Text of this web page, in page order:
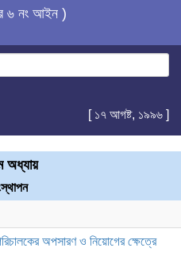
৬ নং আইন )
[ ১৭ আগষ্ট, ১৯৯৬ ]
অধ্যায়
অপসারণ ও নিয়োগের ক্ষেত্রে